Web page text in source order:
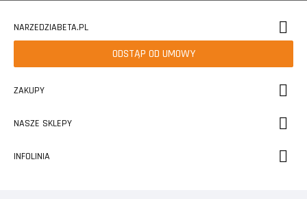
NARZEDZIABETA.PL
ODSTĄP OD UMOWY
ZAKUPY
NASZE SKLEPY
INFOLINIA